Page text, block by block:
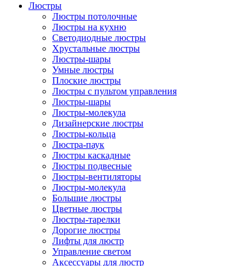
Люстры
Люстры потолочные
Люстры на кухню
Светодиодные люстры
Хрустальные люстры
Люстры-шары
Умные люстры
Плоские люстры
Люстры с пультом управления
Люстры-шары
Люстры-молекула
Дизайнерские люстры
Люстры-кольца
Люстра-паук
Люстры каскадные
Люстры подвесные
Люстры-вентиляторы
Люстры-молекула
Большие люстры
Цветные люстры
Люстры-тарелки
Дорогие люстры
Лифты для люстр
Управление светом
Аксессуары для люстр